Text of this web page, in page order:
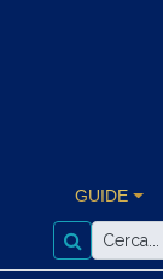
GUIDE